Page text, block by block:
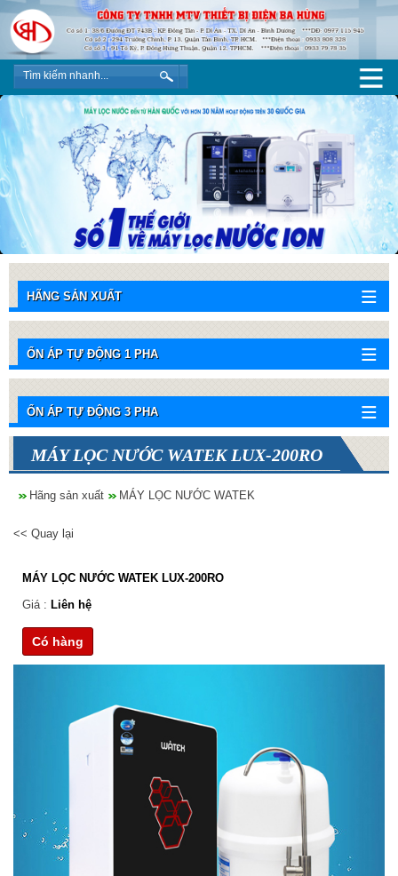
HÃNG SẢN XUẤT
ỔN ÁP TỰ ĐỘNG 1 PHA
ỔN ÁP TỰ ĐỘNG 3 PHA
MÁY LỌC NƯỚC WATEK LUX-200RO
Hãng sản xuất MÁY LỌC NƯỚC WATEK
<< Quay lại
MÁY LỌC NƯỚC WATEK LUX-200RO
Giá : Liên hệ
Có hàng